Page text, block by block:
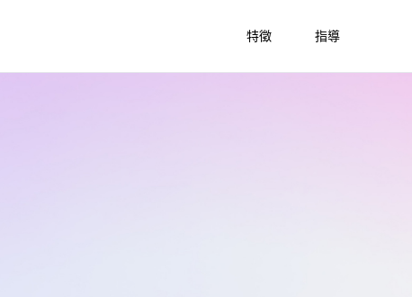
特徵 指導